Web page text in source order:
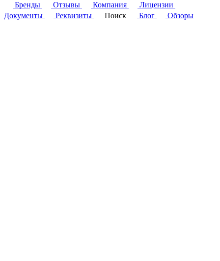
Бренды
Отзывы Компания
Лицензии
Документы
Реквизиты Поиск Блог Обзоры